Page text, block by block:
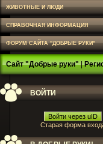
ЖИВОТНЫЕ И ЛЮДИ
СПРАВОЧНАЯ ИНФОРМАЦИЯ
ФОРУМ САЙТА "ДОБРЫЕ РУКИ"
Сайт "Добрые руки"|
ВОЙТИ
Войти через uID
Старая форма